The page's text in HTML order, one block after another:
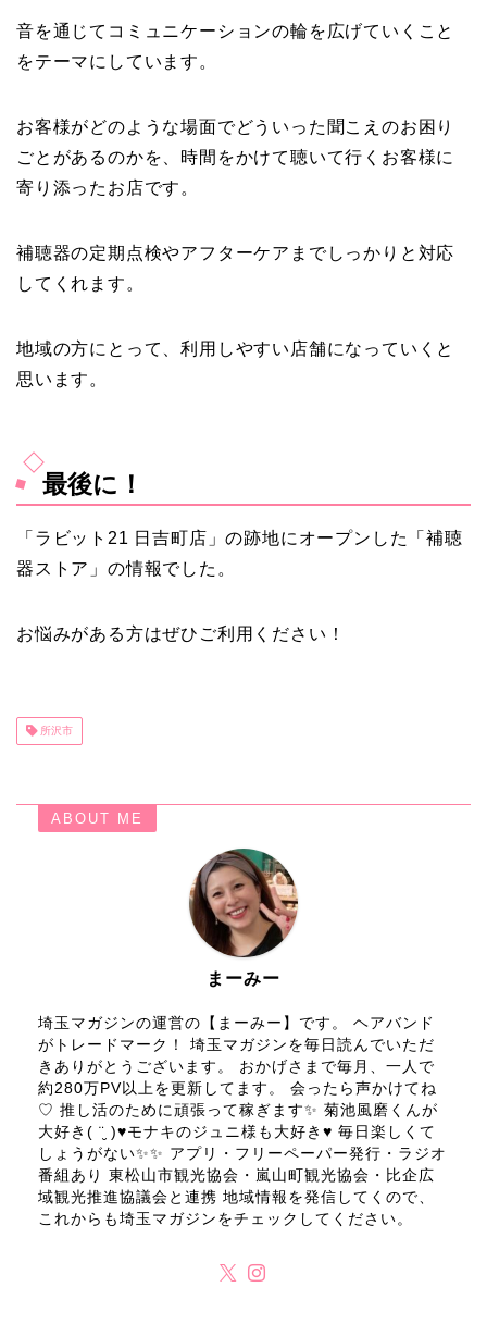
音を通じてコミュニケーションの輪を広げていくこと
をテーマにしています。
お客様がどのような場面でどういった聞こえのお困り
ごとがあるのかを、時間をかけて聴いて行くお客様に
寄り添ったお店です。
補聴器の定期点検やアフターケアまでしっかりと対応
してくれます。
地域の方にとって、利用しやすい店舗になっていくと
思います。
最後に！
「ラビット21 日吉町店」の跡地にオープンした「補聴
器ストア」の情報でした。
お悩みがある方はぜひご利用ください！
所沢市
ABOUT ME
まーみー
埼玉マガジンの運営の【まーみー】です。 ヘアバンド
がトレードマーク！ 埼玉マガジンを毎日読んでいただ
きありがとうございます。 おかげさまで毎月、一人で
約280万PV以上を更新してます。 会ったら声かけてね
♡ 推し活のために頑張って稼ぎます✨ 菊池風磨くんが
大好き( ¨̮ )♥モナキのジュニ様も大好き♥ 毎日楽しくて
しょうがない✨✨ アプリ・フリーペーパー発行・ラジオ
番組あり 東松山市観光協会・嵐山町観光協会・比企広
域観光推進協議会と連携 地域情報を発信してくので、
これからも埼玉マガジンをチェックしてください。